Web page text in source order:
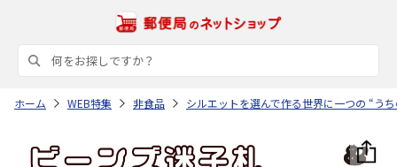
ホーム WEB特集 非食品 シルエットを選んで作る世界に一つの “う